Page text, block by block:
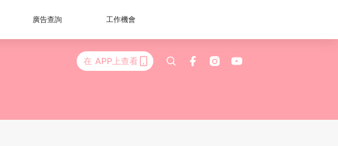
廣告查詢 工作機會
在 APP上查看